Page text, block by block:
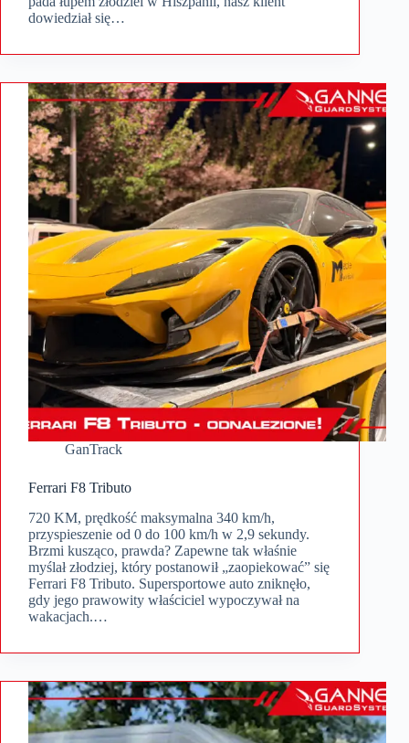
dowiedział się…
GanTrack
Ferrari F8 Tributo
720 KM, prędkość maksymalna 340 km/h,
przyspieszenie od 0 do 100 km/h w 2,9 sekundy.
Brzmi kusząco, prawda? Zapewne tak właśnie
myślał złodziej, który postanowił „zaopiekować” się
Ferrari F8 Tributo. Supersportowe auto zniknęło,
gdy jego prawowity właściciel wypoczywał na
wakacjach.…